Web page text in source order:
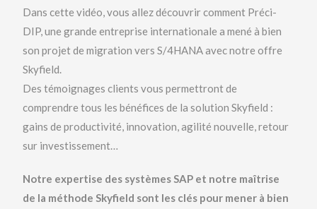
Dans cette vidéo, vous allez découvrir comment Préci-
DIP, une grande entreprise internationale a mené à bien
son projet de migration vers S/4HANA avec notre offre
Skyfield.
Des témoignages clients vous permettront de
comprendre tous les bénéfices de la solution Skyfield :
gains de productivité, innovation, agilité nouvelle, retour
sur investissement…
Notre expertise des systèmes SAP et notre maîtrise
de la méthode Skyfield sont les clés pour mener à bien